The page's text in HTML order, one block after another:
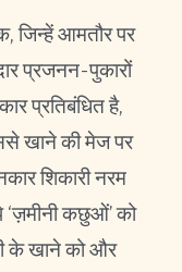
जिन्हें आमतौर पर
प्रजनन-पुकारों
प्रतिबंधित है,
खाने की मेज पर
शिकारी नरम
‘ज़मीनी कछुओं’ को
के खाने को और